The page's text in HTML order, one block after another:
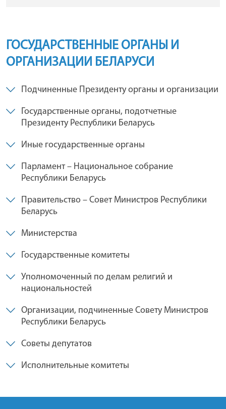
ГОСУДАРСТВЕННЫЕ ОРГАНЫ И
ОРГАНИЗАЦИИ БЕЛАРУСИ
Подчиненные Президенту органы и организации
Государственные органы, подотчетные
Президенту Республики Беларусь
Иные государственные органы
Парламент – Национальное собрание
Республики Беларусь
Правительство – Совет Министров Республики
Беларусь
Министерства
Государственные комитеты
Уполномоченный по делам религий и
национальностей
Организации, подчиненные Совету Министров
Республики Беларусь
Советы депутатов
Исполнительные комитеты